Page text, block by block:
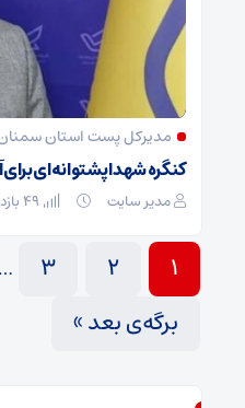
مدیرکل پست استان
کنگره شهدا پشتوانه‌ای
مدیر سایت
1
2
3
…
برگه‌ی بعد »